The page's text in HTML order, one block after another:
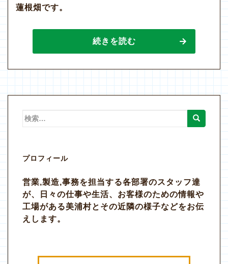
蓮根畑です。
続きを読む
検
プロフィール
営業,製造,事務を担当する各部署のスタッフ達
が、日々の仕事や生活、お客様のための情報や
工場がある美浦村とその近隣の様子などをお伝
えします。